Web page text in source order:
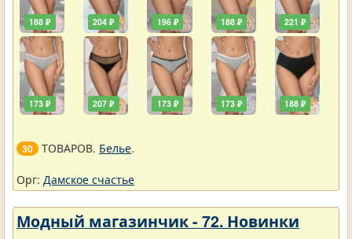
188 ₽
173 ₽
204 ₽
207 ₽
196 ₽
173 ₽
188 ₽
173 ₽
221 ₽
188 ₽
30 ТОВАРОВ. Белье.
Орг: Дамское счастье
Модный магазинчик - 72. Новинки